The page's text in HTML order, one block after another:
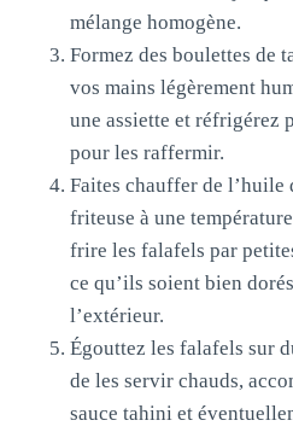
mélange homogène.
Formez des boulettes de
vos mains légèrement
une assiette et réfrigérez
pour les raffermir.
Faites chauffer de l’huile
friteuse à une
frire les falafels par
ce qu’ils soient bien
l’extérieur.
Égouttez les falafels sur
de les servir chauds,
sauce tahini et